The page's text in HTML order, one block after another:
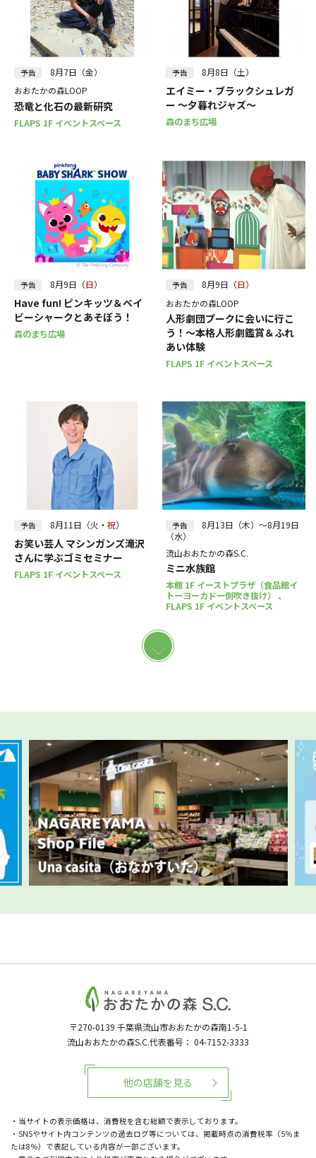
予告
8月7日（金）
おおたかの森LOOP
恐竜と化石の最新研究
FLAPS 1F イベントスペース
予告 8月8日（土）
エイミー・ブラックシュレガ
ー ～夕暮れジャズ～
森のまち広場
予告 8月9日（日）
Have fun! ピンキッツ＆ベイ
ビーシャークとあそぼう！
森のまち広場
予告 8月9日（日）
おおたかの森LOOP
人形劇団プークに会いに行こ
う！～本格人形劇鑑賞＆ふれ
あい体験
FLAPS 1F イベントスペース
予告 8月11日（火・祝）
お笑い芸人 マシンガンズ滝沢
さんに学ぶゴミセミナー
FLAPS 1F イベントスペース
予告
8月13日（木）～8月19日
（水）
流山おおたかの森S.C.
ミニ水族館
本館 1F イーストプラザ（食品館イ
トーヨーカドー側吹き抜け） 、
FLAPS 1F イベントスペース
〒270-0139 千葉県流山市おおたかの森南1-5-1
流山おおたかの森S.C.代表番号： 04-7152-3333
・当サイトの表示価格は、消費税を含む総額で表示しております。
・SNSやサイト内コンテンツの過去ログ等については、掲載時点の消費税率（5％ま
たは8％）で表記している内容が一部ございます。
他の店舗を見る